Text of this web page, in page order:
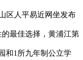
区人平易近网坐发布
最佳选择，黄浦江第
和1所九年制公立学